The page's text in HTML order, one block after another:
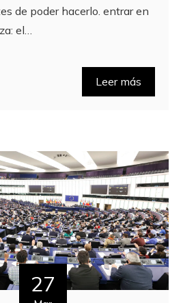
de poder hacerlo. entrar en
el…
Leer más
27